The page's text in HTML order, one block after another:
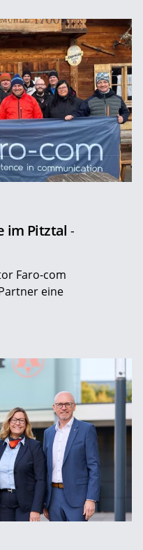
im Pitztal -
Faro-com
eine